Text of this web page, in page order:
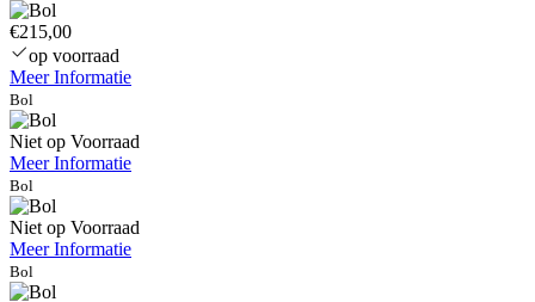
€215,00
op voorraad
Meer Informatie
Bol
Niet op Voorraad
Meer Informatie
Bol
Niet op Voorraad
Meer Informatie
Bol